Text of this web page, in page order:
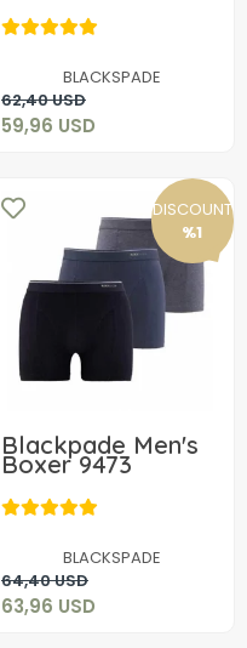
BLACKSPADE
62,40 USD
59,96 USD
59,96 USD
Add to cart
DISCOUNT
%1
Blackpade Men's
Boxer 9473
BLACKSPADE
64,40 USD
63,96 USD
63,96 USD
Add to cart